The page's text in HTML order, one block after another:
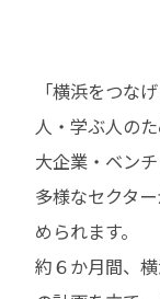
「横浜をつな
人・学ぶ人の
大企業・ベン
多様なセクタ
められます。
約６か月間、